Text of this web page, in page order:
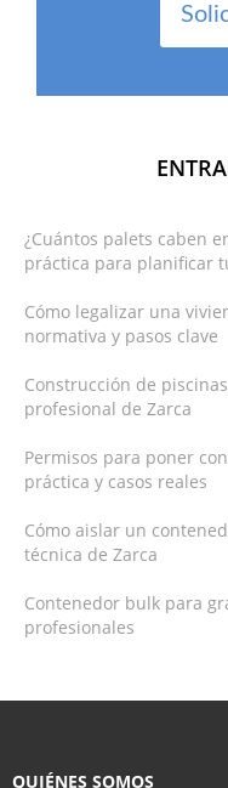
¿Cuántos palets caben
práctica para planificar
Cómo legalizar una
normativa y pasos clave
Construcción de
profesional de Zarca
Permisos para poner
práctica y casos reales
Cómo aislar un
técnica de Zarca
Contenedor bulk para
profesionales
QUIÉNES SOMOS